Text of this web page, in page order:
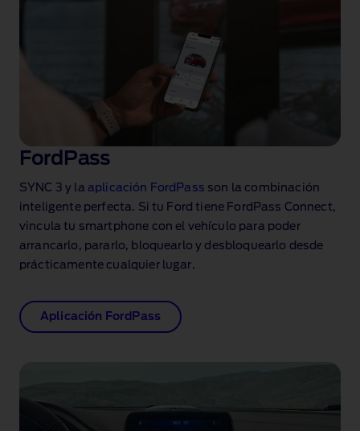
FordPass
SYNC 3 y la aplicación FordPass son la combinación
inteligente perfecta. Si tu Ford tiene FordPass Connect,
vincula tu smartphone con el vehículo para poder
arrancarlo, pararlo, bloquearlo y desbloquearlo desde
prácticamente cualquier lugar.
Aplicación FordPass